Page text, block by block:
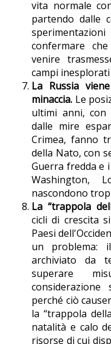
vita normale
partendo dalle
confermare
venire
campi
La Russia
minaccia. Le
ultimi anni, con
dalle mire
Crimea, fanno
della Nato, con
Guerra fredda e
Washington,
nascondono
La “trappola
cicli di crescita
Paesi
un problema:
archiviato da
superare
perché ciò
la “trappola
natalità e calo
risorse di cui